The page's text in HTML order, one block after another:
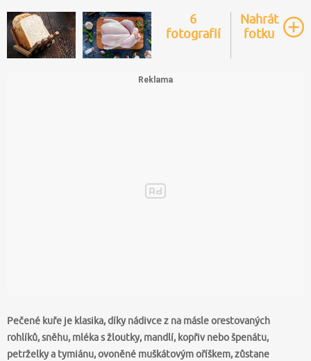
6
fotografií
Nahrát
fotku
Pečené kuře je klasika, díky nádivce z na másle orestovaných
rohlíků, sněhu, mléka s žloutky, mandlí, kopřiv nebo špenátu,
petrželky a tymiánu, ovoněné muškátovým oříškem, zůstane